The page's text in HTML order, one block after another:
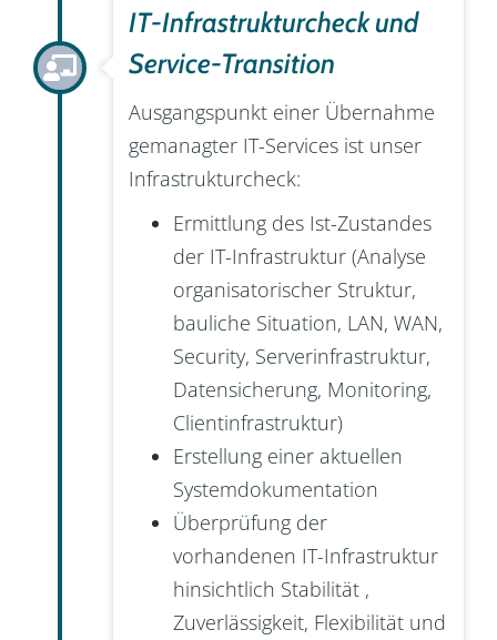
IT-Infrastrukturcheck und
Service-Transition
Ausgangspunkt einer Übernahme
gemanagter IT-Services ist unser
Infrastrukturcheck:
Ermittlung des Ist-Zustandes
der IT-Infrastruktur (Analyse
organisatorischer Struktur,
bauliche Situation, LAN, WAN,
Security, Serverinfrastruktur,
Datensicherung, Monitoring,
Clientinfrastruktur)
Erstellung einer aktuellen
Systemdokumentation
Überprüfung der
vorhandenen IT-Infrastruktur
hinsichtlich Stabilität ,
Zuverlässigkeit, Flexibilität und